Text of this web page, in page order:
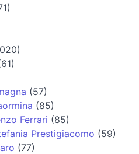
(57)
(85)
Ferrari (85)
Prestigiacomo (59)
(77)